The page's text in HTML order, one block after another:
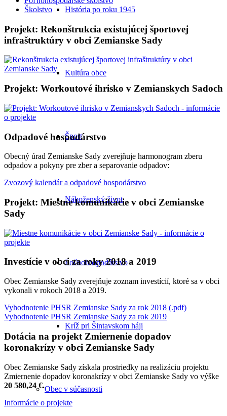
História po roku 1945
Kultúra obce
Šport
Náboženský život
Poľnohospodárstvo
Kríž pri Šintavskom háji
Obec v súčasnosti
Školstvo
Projekt: Rekonštrukcia existujúcej športovej
infraštruktúry v obci Zemianske Sady
Projekt: Workoutové ihrisko v Zemianskych Sadoch
Odpadové hospodárstvo
Obecný úrad Zemianske Sady zverejňuje harmonogram zberu
odpadov a pokyny pre zber a separovanie odpadov:
Zvozový kalendár a odpadové hospodárstvo
Projekt: Miestne komunikácie v obci Zemianske
Sady
Investície v obci za roky 2018 a 2019
Obec Zemianske Sady zverejňuje zoznam investícií, ktoré sa v obci
vykonali v rokoch 2018 a 2019.
Vyhodnotenie PHSR Zemianske Sady za rok 2018 (.pdf)
Vyhodnotenie PHSR Zemianske Sady za rok 2019
Dotácia na projekt Zmiernenie dopadov
koronakrízy v obci Zemianske Sady
Obec Zemianske Sady získala prostriedky na realizáciu projektu
Zmiernenie dopadov koronakrízy v obci Zemianske Sady vo výške
20 580,24 €.
Informácie o projekte